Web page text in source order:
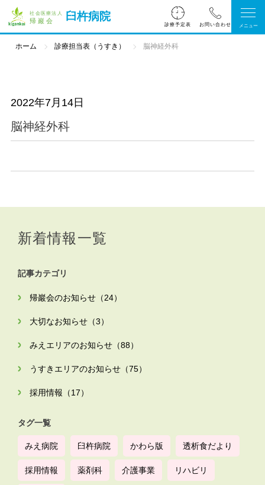
臼杵病院
診療予定表
ホーム 診療担当表（うすき） 脳神経外科
2022年7月14日
脳神経外科
新着情報一覧
記事カテゴリ
帰巖会のお知らせ（24）
大切なお知らせ（3）
みえエリアのお知らせ（88）
うすきエリアのお知らせ（75）
採用情報（17）
タグ一覧
みえ病院 臼杵病院 かわら版 透析食だより
採用情報 薬剤科 介護事業 リハビリ